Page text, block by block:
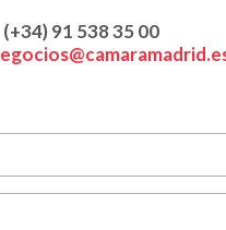
(+34) 91 538 35 00